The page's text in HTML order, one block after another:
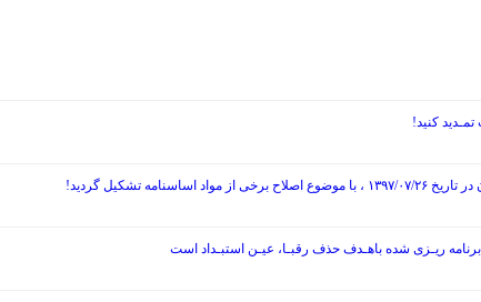
تشکیل گردید!
ریـزی شده باهـدف حذف رقبـا، عیـن استبـداد است